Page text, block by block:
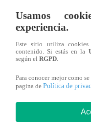
Usamos
experiencia.
Este sitio utiliza
contenido. Si estás en la
según el RGPD
Para conocer mejor como
pagina de Política de